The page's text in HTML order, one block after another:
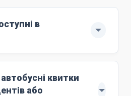
в
квитки
або